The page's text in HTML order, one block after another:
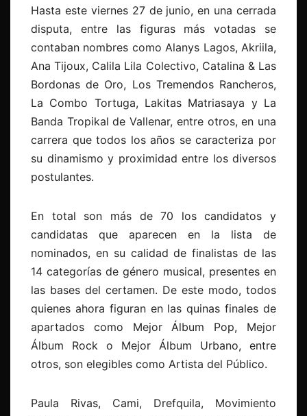
Hasta este viernes 27 de junio, en una cerrada
disputa, entre las figuras más votadas se
contaban nombres como Alanys Lagos, Akriila,
Ana Tijoux, Calila Lila Colectivo, Catalina & Las
Bordonas de Oro, Los Tremendos Rancheros,
La Combo Tortuga, Lakitas Matriasaya y La
Banda Tropikal de Vallenar, entre otros, en una
carrera que todos los años se caracteriza por
su dinamismo y proximidad entre los diversos
postulantes.
En total son más de 70 los candidatos y
candidatas que aparecen en la lista de
nominados, en su calidad de finalistas de las
14 categorías de género musical, presentes en
las bases del certamen. De este modo, todos
quienes ahora figuran en las quinas finales de
apartados como Mejor Álbum Pop, Mejor
Álbum Rock o Mejor Álbum Urbano, entre
otros, son elegibles como Artista del Público.
Paula Rivas, Cami, Drefquila, Movimiento